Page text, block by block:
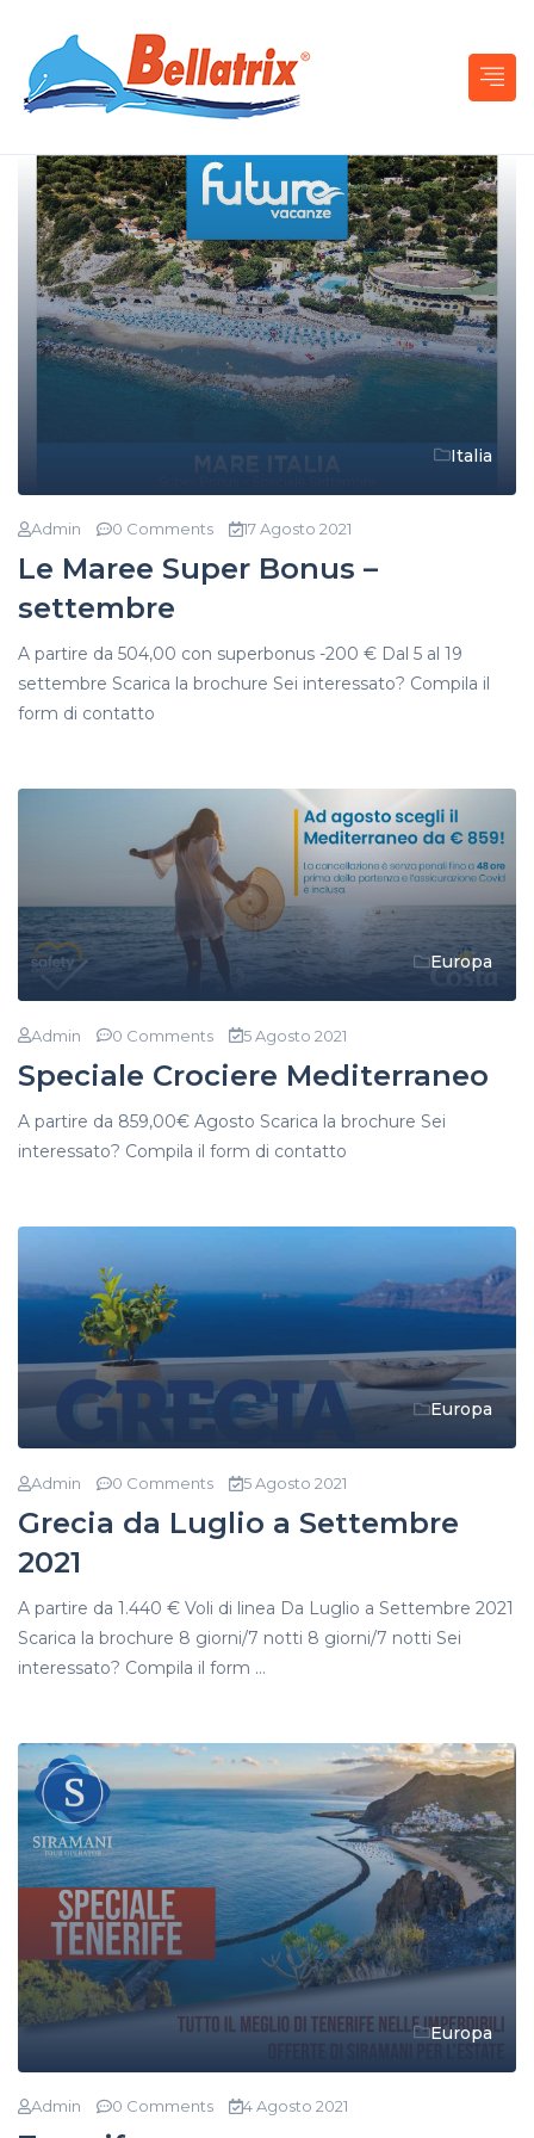
Italia
Admin 0 Comments 17 Agosto 2021
Le Maree Super Bonus –
settembre
A partire da 504,00 con superbonus -200 € Dal 5 al 19
settembre Scarica la brochure Sei interessato? Compila il
form di contatto
Europa
Admin 0 Comments 5 Agosto 2021
Speciale Crociere Mediterraneo
A partire da 859,00€ Agosto Scarica la brochure Sei
interessato? Compila il form di contatto
Europa
Admin 0 Comments 5 Agosto 2021
Grecia da Luglio a Settembre
2021
A partire da 1.440 € Voli di linea Da Luglio a Settembre 2021
Scarica la brochure 8 giorni/7 notti 8 giorni/7 notti Sei
interessato? Compila il form ...
Europa
Admin 0 Comments 4 Agosto 2021